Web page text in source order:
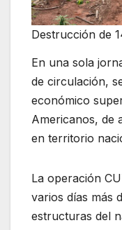
Destrucción de
En una sola
de circulación,
económico
Americanos, de
en territorio
La operación
varios días más
estructuras del